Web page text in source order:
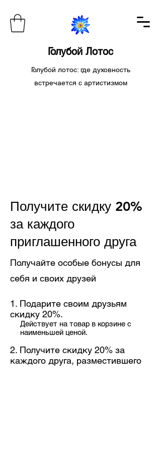
Голубой Лотос
Голубой лотос: где духовность
встречается с артистизмом
Получите скидку 20%
за каждого
приглашенного друга
Получайте особые бонусы для
себя и своих друзей
Подарите своим друзьям
скидку 20%.
Действует на товар в корзине с
наименьшей ценой.
Получите скидку 20% за
каждого друга, разместившего